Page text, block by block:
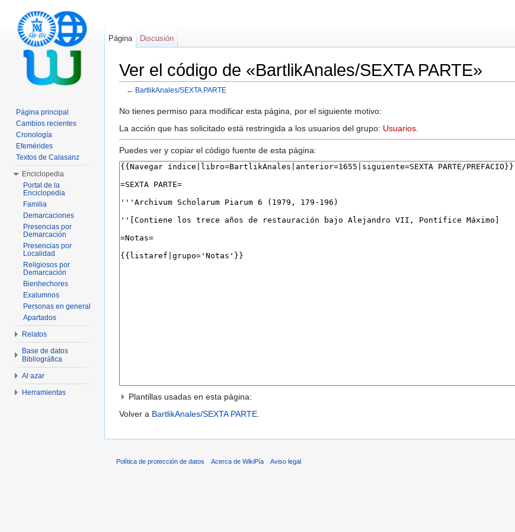
Ver el código de «BartlikAnales/SEXTA PARTE»
← BartlikAnales/SEXTA PARTE
No tienes permiso para modificar esta página, por el siguiente motivo:
La acción que has solicitado está restringida a los usuarios del grupo: Usuarios
Puedes ver y copiar el código fuente de esta página:
Plantillas usadas en esta página:
Volver a BartlikAnales/SEXTA PARTE.
Página Discusión
Página principal
Cambios recientes
Cronología
Efemérides
Textos de Calasanz
Enciclopedia
Portal de la
Enciclopedia
Familia
Demarcaciones
Presencias por
Demarcación
Presencias por
Localidad
Religiosos por
Demarcación
Bienhechores
Exalumnos
Personas en general
Apartados
Relatos
Base de datos
Bibliográfica
Al azar
Herramientas
Política de protección de datos Acerca de WikiPía Aviso legal